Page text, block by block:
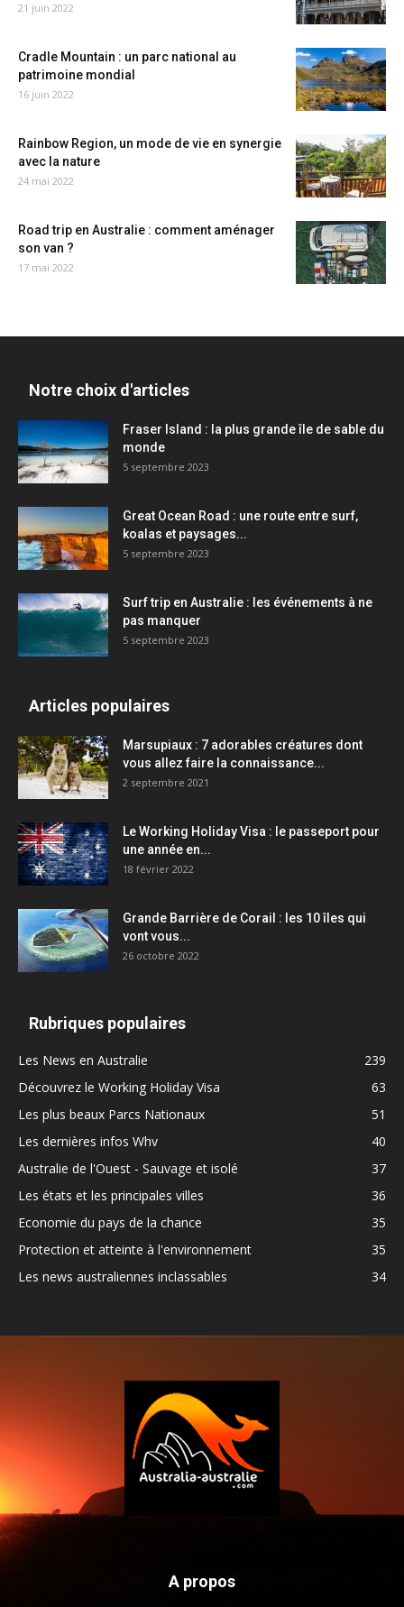
21 juin 2022
Cradle Mountain : un parc national au
patrimoine mondial
16 juin 2022
Rainbow Region, un mode de vie en synergie
avec la nature
24 mai 2022
Road trip en Australie : comment aménager
son van ?
17 mai 2022
Notre choix d'articles
Fraser Island : la plus grande île de sable du
monde
5 septembre 2023
Great Ocean Road : une route entre surf,
koalas et paysages...
5 septembre 2023
Surf trip en Australie : les événements à ne
pas manquer
5 septembre 2023
Articles populaires
Marsupiaux : 7 adorables créatures dont
vous allez faire la connaissance...
2 septembre 2021
Le Working Holiday Visa : le passeport pour
une année en...
18 février 2022
Grande Barrière de Corail : les 10 îles qui
vont vous...
26 octobre 2022
Rubriques populaires
Les News en Australie
239
Découvrez le Working Holiday Visa
63
Les plus beaux Parcs Nationaux
51
Les dernières infos Whv
40
Australie de l'Ouest - Sauvage et isolé
37
Les états et les principales villes
36
Economie du pays de la chance
35
Protection et atteinte à l'environnement
35
Les news australiennes inclassables
34
A propos